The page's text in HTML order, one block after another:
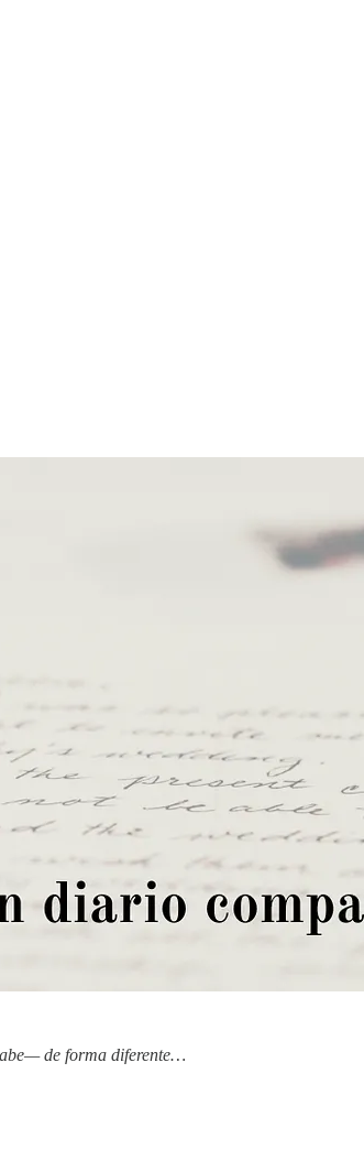
de forma diferente…